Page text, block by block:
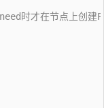
时才在节点上创建